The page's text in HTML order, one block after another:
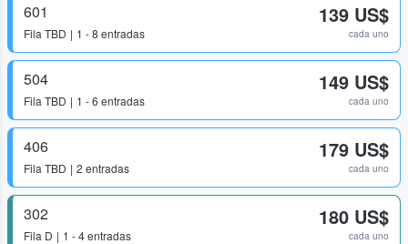
601
Fila TBD 1 - 8 entradas
139 US$
cada uno
504
Fila TBD 1 - 6 entradas
149 US$
cada uno
406
Fila TBD 2 entradas
179 US$
cada uno
302
Fila D 1 - 4 entradas
180 US$
cada uno